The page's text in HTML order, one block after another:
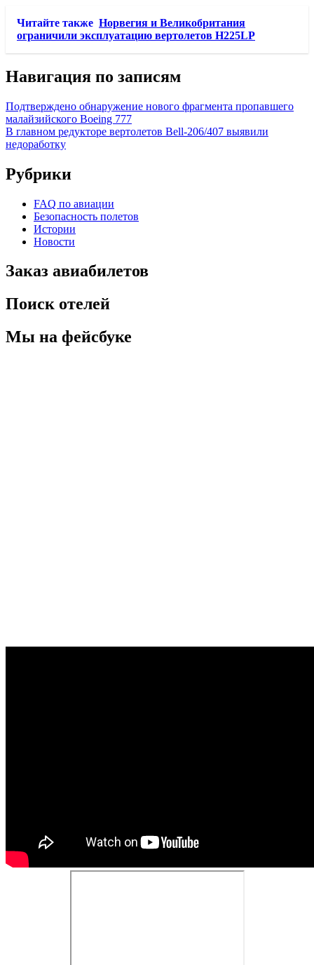
Читайте также Норвегия и Великобритания
ограничили эксплуатацию вертолетов H225LP
Навигация по записям
Подтверждено обнаружение нового фрагмента пропавшего
малайзийского Boeing 777
В главном редукторе вертолетов Bell-206/407 выявили
недоработку
Рубрики
FAQ по авиации
Безопасность полетов
Истории
Новости
Заказ авиабилетов
Поиск отелей
Мы на фейсбуке